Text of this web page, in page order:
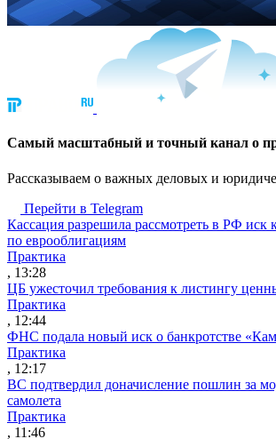
Cамый масштабный и точный канал о
Рассказываем о важных деловых и
Перейти в Telegram
Кассация разрешила рассмотреть в РФ иск
по еврооблигациям
Практика
, 13:28
ЦБ ужесточил требования к листингу
Практика
, 12:44
ФНС подала новый иск о банкротстве
Практика
, 12:17
ВС подтвердил доначисление пошлин за
самолета
Практика
, 11:46